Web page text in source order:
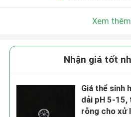
Xem thêm
Nhận giá tốt
Giá thể sinh
dải pH 5-
rỗng cho xử